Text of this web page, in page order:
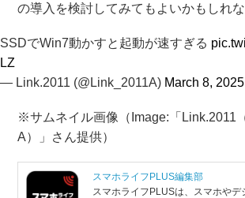
の導入を検討してみてもよいかもしれな
SSDでWin7動かすと起動が速すぎる
LZ
— Link.2011 (@Link_2011A) March 8, 2025
※サムネイル画像（Image:「Link.2011
A）」さん提供）
スマホライフPLUS編集部
スマホライフPLUSは、スマホやデ